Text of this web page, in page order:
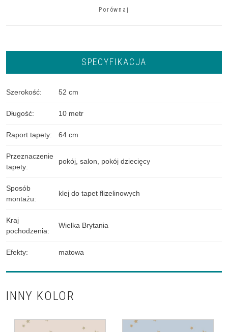
Porównaj
SPECYFIKACJA
Szerokość: 52 cm
Długość: 10 metr
Raport tapety: 64 cm
Przeznaczenie
tapety:
pokój salon pokój dziecięcy
Sposób
montażu:
klej do tapet flizelinowych
Kraj
pochodzenia:
Wielka Brytania
Efekty: matowa
INNY KOLOR